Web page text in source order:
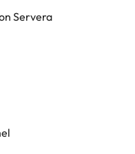
Servera